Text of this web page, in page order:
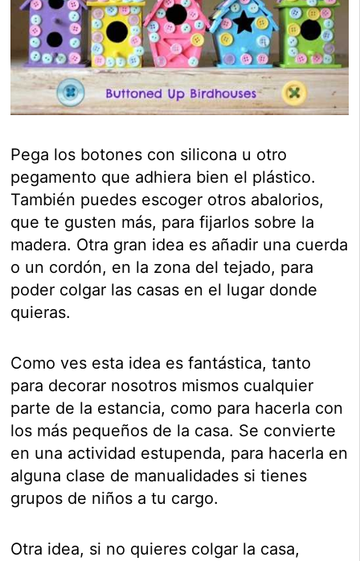
Pega los botones con silicona u otro
pegamento que adhiera bien el plástico.
También puedes escoger otros abalorios,
que te gusten más, para fijarlos sobre la
madera. Otra gran idea es añadir una cuerda
o un cordón, en la zona del tejado, para
poder colgar las casas en el lugar donde
quieras.
Como ves esta idea es fantástica, tanto
para decorar nosotros mismos cualquier
parte de la estancia, como para hacerla con
los más pequeños de la casa. Se convierte
en una actividad estupenda, para hacerla en
alguna clase de manualidades si tienes
grupos de niños a tu cargo.
Otra idea, si no quieres colgar la casa,